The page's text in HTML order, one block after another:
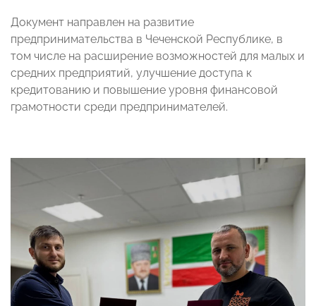
Документ направлен на развитие
предпринимательства в Чеченской Республике, в
том числе на расширение возможностей для малых и
средних предприятий, улучшение доступа к
кредитованию и повышение уровня финансовой
грамотности среди предпринимателей.